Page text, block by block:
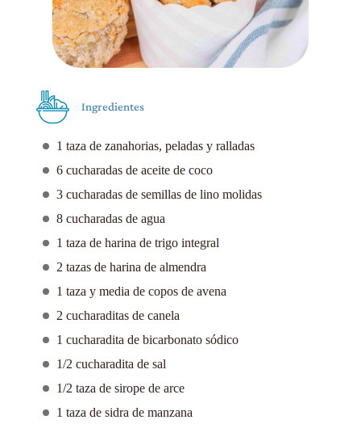
Ingredientes
1 taza de zanahorias, peladas y ralladas
6 cucharadas de aceite de coco
3 cucharadas de semillas de lino molidas
8 cucharadas de agua
1 taza de harina de trigo integral
2 tazas de harina de almendra
1 taza y media de copos de avena
2 cucharaditas de canela
1 cucharadita de bicarbonato sódico
1/2 cucharadita de sal
1/2 taza de sirope de arce
1 taza de sidra de manzana